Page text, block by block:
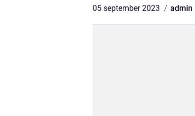
05 september 2023 admin